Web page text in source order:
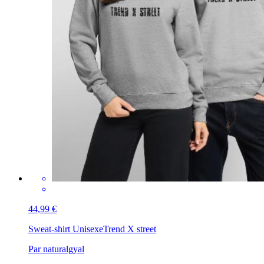
44,99 €
Sweat-shirt UnisexeTrend X street
Par naturalgyal